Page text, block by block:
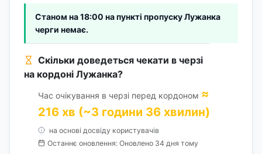
Станом на 18:00 на пункті пропуску Лужанка
черги немає.
Скільки доведеться чекати в черзі
на кордоні Лужанка?
Час очікування в черзі перед кордоном ≈
216 хв (~3 години 36 хвилин)
на основі досвіду користувачів
Останнє оновлення: Оновлено 34 дня тому